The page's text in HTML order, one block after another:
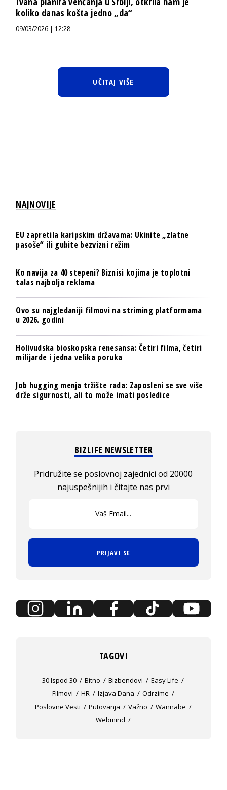
koliko danas košta jedno „da“
09/03/2026 | 12:28
UČITAJ VIŠE
NAJNOVIJE
EU zapretila karipskim državama: Ukinite „zlatne
pasoše“ ili gubite bezvizni režim
Ko navija za 40 stepeni? Biznisi kojima je toplotni
talas najbolja reklama
Ovo su najgledaniji filmovi na striming platformama
u 2026. godini
Holivudska bioskopska renesansa: Četiri filma, četiri
milijarde i jedna velika poruka
Job hugging menja tržište rada: Zaposleni se sve više
drže sigurnosti, ali to može imati posledice
BIZLIFE NEWSLETTER
Pridružite se poslovnoj zajednici od 20000
najuspešnijih i čitajte nas prvi
PRIJAVI SE
TAGOVI
30 Ispod 30 Bitno Bizbendovi
Easy Life
Filmovi
HR Izjava Dana
Odrzime
Poslovne Vesti
Putovanja Važno
Wannabe
Webmind